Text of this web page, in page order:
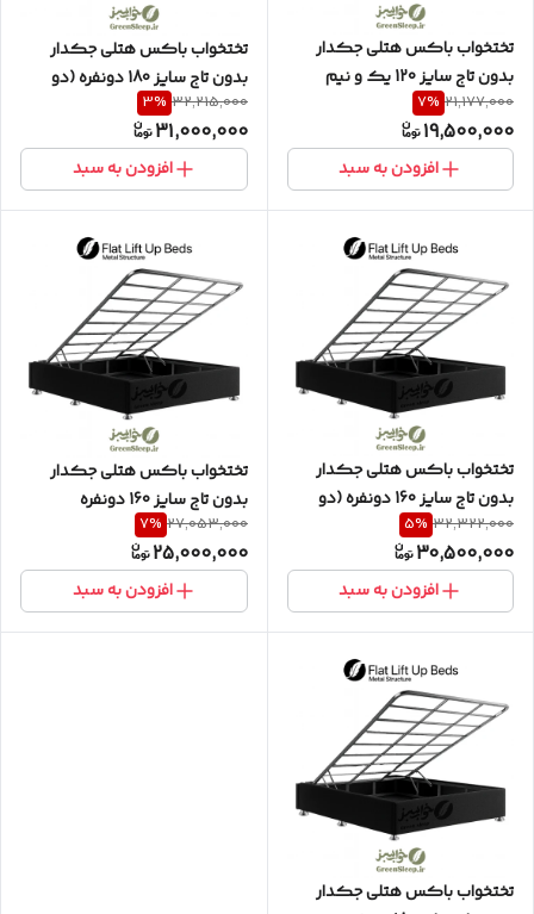
تختخواب باکس هتلی جکدار
بدون تاج سایز 120 یک و نیم
21,177,000
7%
19,500,000
افزودن به سبد
تختخواب باکس هتلی جکدار
بدون تاج سایز 180 دونفره (دو
تکه)
32,215,000
3%
31,000,000
افزودن به سبد
تختخواب باکس هتلی جکدار
بدون تاج سایز 160 دونفره (دو
تکه)
32,322,000
5%
30,500,000
افزودن به سبد
تختخواب باکس هتلی جکدار
بدون تاج سایز 160 دونفره
27,053,000
7%
25,000,000
افزودن به سبد
تختخواب باکس هتلی جکدار